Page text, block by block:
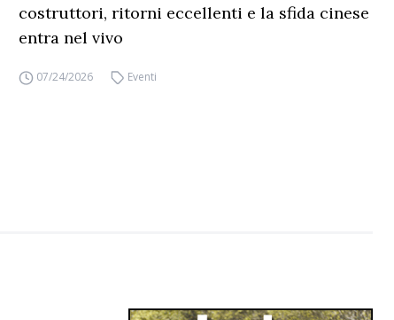
costruttori, ritorni eccellenti e la sfida cinese
entra nel vivo
07/24/2026 Eventi